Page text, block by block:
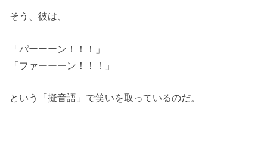
そう、彼は、
「パーーーン！！！」
「ファーーーン！！！」
という「擬音語」で笑いを取っているのだ。